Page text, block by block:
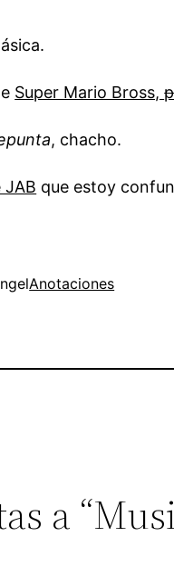
Super Mario Bross,
, chacho.
JAB que estoy
Anotaciones
a